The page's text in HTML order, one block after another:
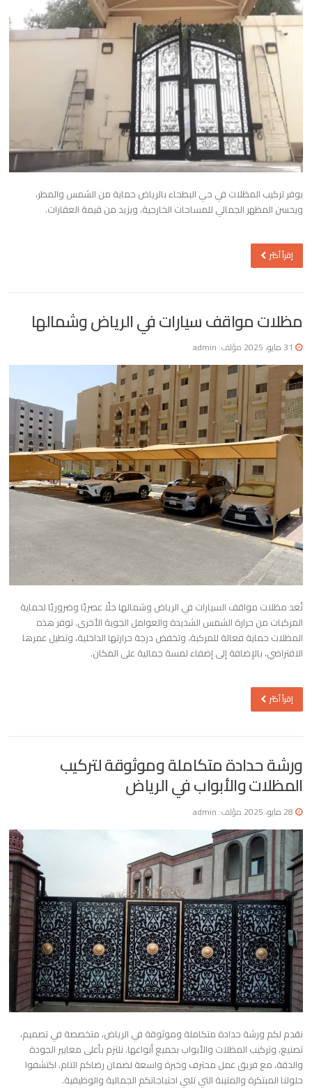
يوفر تركيب المظلات في حي البطحاء بالرياض حماية من الشمس والمطر،
ويحسن المظهر الجمالي للمساحات الخارجية، ويزيد من قيمة العقارات.
إقرأ أكثر
مظلات مواقف سيارات في الرياض وشمالها
31 مايو، 2025 مؤلف: admin
تُعد مظلات مواقف السيارات في الرياض وشمالها حلًا عصريًا وضروريًا لحماية
المركبات من حرارة الشمس الشديدة والعوامل الجوية الأخرى. توفر هذه
المظلات حماية فعالة للمركبة، وتخفض درجة حرارتها الداخلية، وتطيل عمرها
الافتراضي، بالإضافة إلى إضفاء لمسة جمالية على المكان.
إقرأ أكثر
ورشة حدادة متكاملة وموثوقة لتركيب
المظلات والأبواب في الرياض
28 مايو، 2025 مؤلف: admin
نقدم لكم ورشة حدادة متكاملة وموثوقة في الرياض، متخصصة في تصميم،
تصنيع، وتركيب المظلات والأبواب بجميع أنواعها. نلتزم بأعلى معايير الجودة
والدقة، مع فريق عمل محترف وخبرة واسعة لضمان رضاكم التام. اكتشفوا
حلولنا المبتكرة والمتينة التي تلبي احتياجاتكم الجمالية والوظيفية.